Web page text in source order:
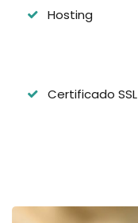
Hosting
Certificado SSL